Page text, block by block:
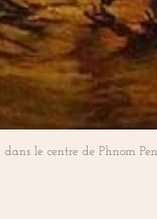
le centre de Phnom